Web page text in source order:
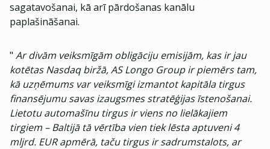
sagatavošanai, kā arī pārdošanas kanālu
paplašināšanai.
" Ar divām veiksmīgām obligāciju emisijām, kas ir jau
kotētas Nasdaq biržā, AS Longo Group ir piemērs tam,
kā uzņēmums var veiksmīgi izmantot kapitāla tirgus
finansējumu savas izaugsmes stratēģijas īstenošanai.
Lietotu automašīnu tirgus ir viens no lielākajiem
tirgiem – Baltijā tā vērtība vien tiek lēsta aptuveni 4
mljrd. EUR apmērā, taču tirgus ir sadrumstalots, ar